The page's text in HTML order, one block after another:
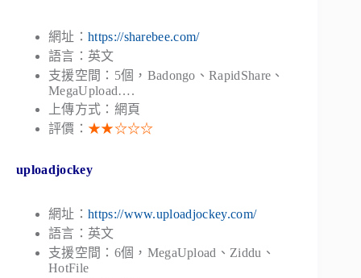
網址： https://sharebee.com/
語言：英文
支援空間：5個，Badongo、RapidShare、
MegaUpload….
上傳方式：網頁
評價： ★★☆☆☆
uploadjockey
網址： https://www.uploadjockey.com/
語言：英文
支援空間：6個，MegaUpload、Ziddu、
HotFile